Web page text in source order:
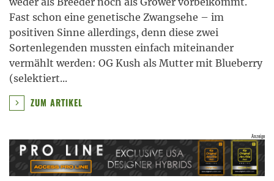
Fast schon eine genetische Zwangsehe – im
positiven Sinne allerdings, denn diese zwei
Sortenlegenden mussten einfach miteinander
vermählt werden: OG Kush als Mutter mit Blueberry
(selektiert...
ZUM ARTIKEL